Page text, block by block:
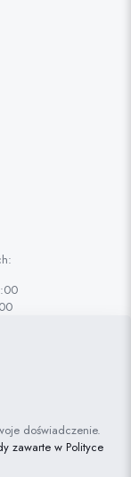
|
Projektowanie
doświadczenie.
zawarte w Polityce